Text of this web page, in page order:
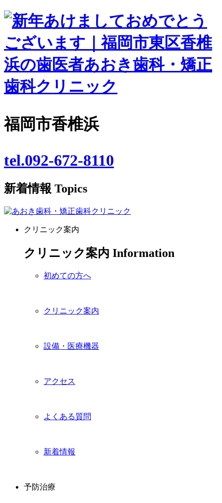
福岡市香椎浜
tel.092-672-8110
新着情報 Topics
クリニック案内
クリニック案内 Information
初めての方へ
クリニック案内
設備・医療機器
アクセス
よくある質問
新着情報
予防治療